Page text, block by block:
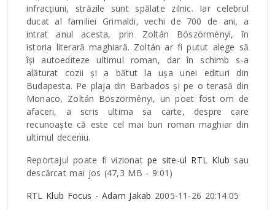
infracțiuni, străzile sunt spălate zilnic. Iar celebrul
ducat al familiei Grimaldi, vechi de 700 de ani, a
intrat anul acesta, prin Zoltán Böszörményi, în
istoria literară maghiară. Zoltán ar fi putut alege să
își autoediteze ultimul roman, dar în schimb s-a
alăturat cozii și a bătut la ușa unei edituri din
Budapesta. Pe plaja din Barbados și pe o terasă din
Monaco, Zoltán Böszörményi, un poet fost om de
afaceri, a scris ultima sa carte, despre care
recunoaște că este cel mai bun roman maghiar din
ultimul deceniu.
Reportajul poate fi vizionatpe site-ul RTL Klub sau
descărcat mai jos (47,3 MB - 9:01)
RTL Klub Focus - Adam Jakab 2005-11-26 20:14:05